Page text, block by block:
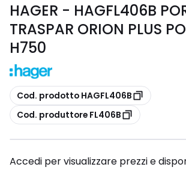
HAGER - HAGFL406B
TRASPAR ORION PLUS
H750
copia
Cod. prodotto HAGFL406B
copia
Cod. produttore FL406B
Accedi per visualizzare prezzi e